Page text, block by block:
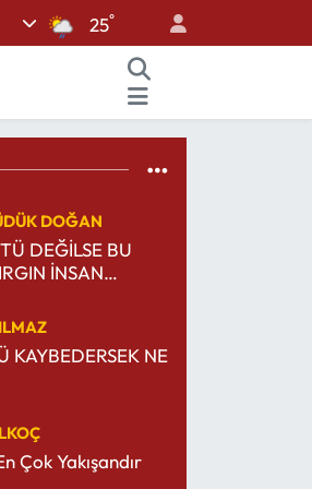
25°
DOĞAN
DEĞİLSE BU
İNSAN
KAYBEDERSEK NE
Çok Yakışandır